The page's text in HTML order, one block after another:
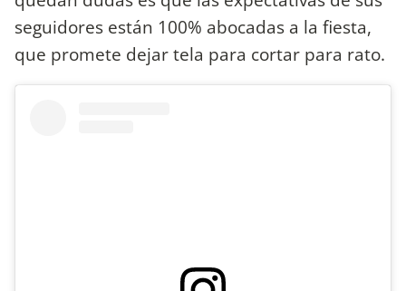
seguidores están 100% abocadas a la fiesta,
que promete dejar tela para cortar para rato.